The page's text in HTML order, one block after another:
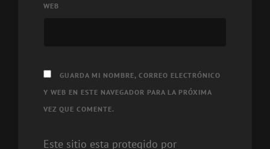
WEB
GUARDA MI NOMBRE, CORREO ELECTRÓNICO
Y WEB EN ESTE NAVEGADOR PARA LA PRÓXIMA
VEZ QUE COMENTE.
Este sitio esta protegido por